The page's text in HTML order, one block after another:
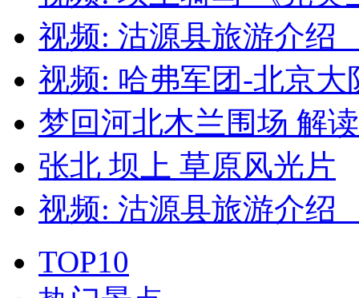
视频: 沽源县旅游介绍
视频: 哈弗军团-北京大
梦回河北木兰围场 解
张北 坝上 草原风光片
视频: 沽源县旅游介绍
TOP10